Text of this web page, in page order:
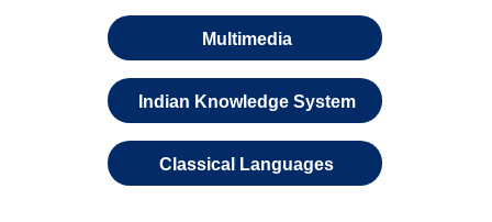
Multimedia
Indian Knowledge System
Classical Languages